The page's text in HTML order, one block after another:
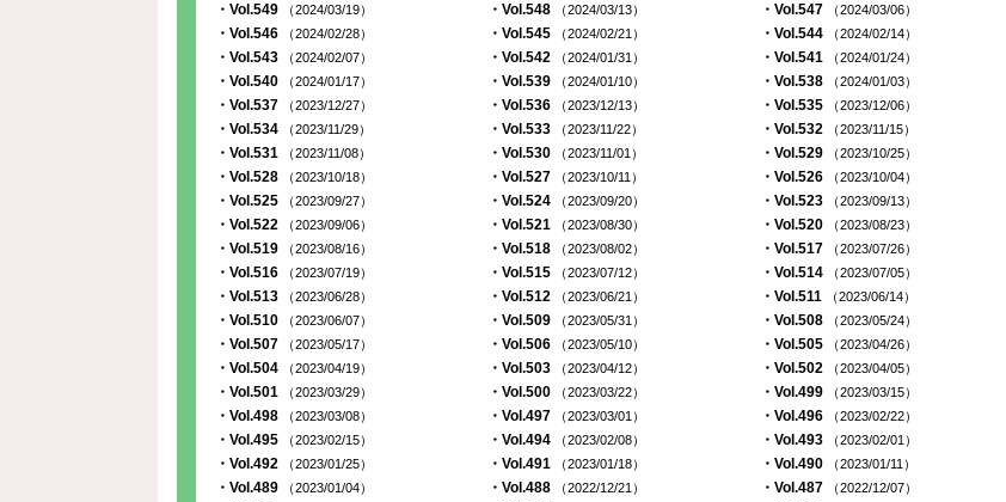
・Vol.549 （2024/03/19） ・Vol.548 （2024/03/13） ・Vol.547 （2024/03/06）
・Vol.546 （2024/02/28） ・Vol.545 （2024/02/21） ・Vol.544 （2024/02/14）
・Vol.543 （2024/02/07） ・Vol.542 （2024/01/31） ・Vol.541 （2024/01/24）
・Vol.540 （2024/01/17） ・Vol.539 （2024/01/10） ・Vol.538 （2024/01/03）
・Vol.537 （2023/12/27） ・Vol.536 （2023/12/13） ・Vol.535 （2023/12/06）
・Vol.534 （2023/11/29） ・Vol.533 （2023/11/22） ・Vol.532 （2023/11/15）
・Vol.531 （2023/11/08） ・Vol.530 （2023/11/01） ・Vol.529 （2023/10/25）
・Vol.528 （2023/10/18） ・Vol.527 （2023/10/11） ・Vol.526 （2023/10/04）
・Vol.525 （2023/09/27） ・Vol.524 （2023/09/20） ・Vol.523 （2023/09/13）
・Vol.522 （2023/09/06） ・Vol.521 （2023/08/30） ・Vol.520 （2023/08/23）
・Vol.519 （2023/08/16） ・Vol.518 （2023/08/02） ・Vol.517 （2023/07/26）
・Vol.516 （2023/07/19） ・Vol.515 （2023/07/12） ・Vol.514 （2023/07/05）
・Vol.513 （2023/06/28） ・Vol.512 （2023/06/21） ・Vol.511 （2023/06/14）
・Vol.510 （2023/06/07） ・Vol.509 （2023/05/31） ・Vol.508 （2023/05/24）
・Vol.507 （2023/05/17） ・Vol.506 （2023/05/10） ・Vol.505 （2023/04/26）
・Vol.504 （2023/04/19） ・Vol.503 （2023/04/12） ・Vol.502 （2023/04/05）
・Vol.501 （2023/03/29） ・Vol.500 （2023/03/22） ・Vol.499 （2023/03/15）
・Vol.498 （2023/03/08） ・Vol.497 （2023/03/01） ・Vol.496 （2023/02/22）
・Vol.495 （2023/02/15） ・Vol.494 （2023/02/08） ・Vol.493 （2023/02/01）
・Vol.492 （2023/01/25） ・Vol.491 （2023/01/18） ・Vol.490 （2023/01/11）
・Vol.489 （2023/01/04） ・Vol.488 （2022/12/21） ・Vol.487 （2022/12/07）